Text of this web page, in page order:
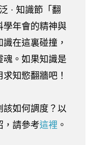
· 知識節「翻
學年會的精神與
在這裏碰撞，
魂。如果知識是
知慾翻牆吧！
該如何調度？以
，請參考這裡 。